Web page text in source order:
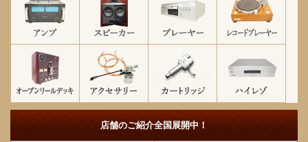
店舗のご紹介全国展開中！